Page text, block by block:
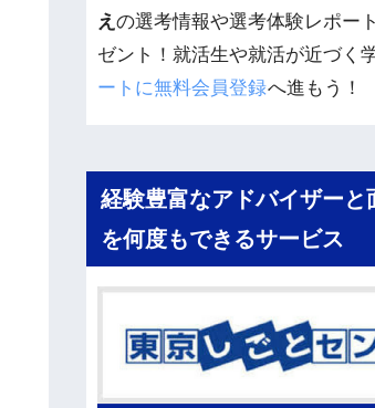
えの選考情報や選考体験レポー
ゼント！就活生や就活が近づく
ートに無料会員登録へ進もう！
経験豊富なアドバイザーと
を何度もできるサービス